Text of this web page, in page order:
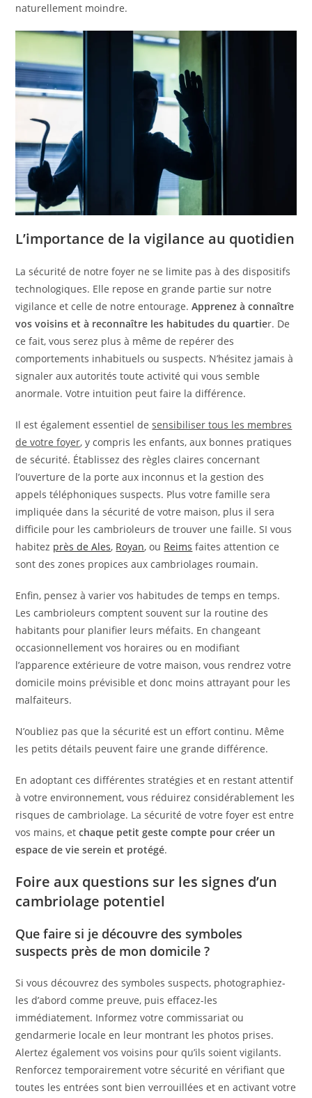
naturellement moindre.
L’importance de la vigilance au quotidien
La sécurité de notre foyer ne se limite pas à des dispositifs
technologiques. Elle repose en grande partie sur notre
vigilance et celle de notre entourage.Apprenez à connaître
vos voisins et à reconnaître les habitudes du quartier. De
ce fait, vous serez plus à même de repérer des
comportements inhabituels ou suspects. N’hésitez jamais à
signaler aux autorités toute activité qui vous semble
anormale. Votre intuition peut faire la différence.
Il est également essentiel desensibiliser tous les membres
de votre foyer, y compris les enfants, aux bonnes pratiques
de sécurité. Établissez des règles claires concernant
l’ouverture de la porte aux inconnus et la gestion des
appels téléphoniques suspects. Plus votre famille sera
impliquée dans la sécurité de votre maison, plus il sera
difficile pour les cambrioleurs de trouver une faille. SI vous
habitez près de Ales, Royan, ou Reims faites attention ce
sont des zones propices aux cambriolages roumain.
Enfin, pensez à varier vos habitudes de temps en temps.
Les cambrioleurs comptent souvent sur la routine des
habitants pour planifier leurs méfaits. En changeant
occasionnellement vos horaires ou en modifiant
l’apparence extérieure de votre maison, vous rendrez votre
domicile moins prévisible et donc moins attrayant pour les
malfaiteurs.
N’oubliez pas que la sécurité est un effort continu. Même
les petits détails peuvent faire une grande différence.
En adoptant ces différentes stratégies et en restant attentif
à votre environnement, vous réduirez considérablement les
risques de cambriolage. La sécurité de votre foyer est entre
vos mains, etchaque petit geste compte pour créer un
espace de vie serein et protégé.
Foire aux questions sur les signes d’un
cambriolage potentiel
Que faire si je découvre des symboles
suspects près de mon domicile ?
Si vous découvrez des symboles suspects, photographiez-
les d’abord comme preuve, puis effacez-les
immédiatement. Informez votre commissariat ou
gendarmerie locale en leur montrant les photos prises.
Alertez également vos voisins pour qu’ils soient vigilants.
Renforcez temporairement votre sécurité en vérifiant que
toutes les entrées sont bien verrouillées et en activant votre